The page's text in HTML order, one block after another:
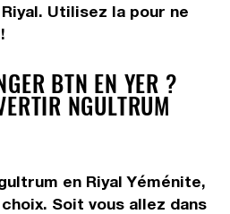
Utilisez la pour ne
BTN EN YER ?
NGULTRUM
en Riyal Yéménite,
Soit vous allez dans